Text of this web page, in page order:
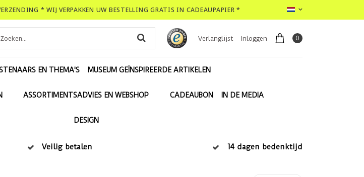
* WIJ VERPAKKEN UW BESTELLING GRATIS IN CADEAUPAPIER *
Verlanglijst Inloggen 0
EN THEMA'S MUSEUM GEÏNSPIREERDE ARTIKELEN
ASSORTIMENTSADVIES EN WEBSHOP
DESIGN
CADEAUBON IN DE MEDIA
Veilig betalen 14 dagen bedenktijd